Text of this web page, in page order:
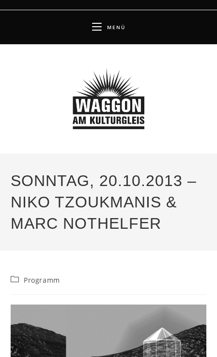
MENÜ
SONNTAG, 20.10.2013 –
NIKO TZOUKMANIS &
MARC NOTHELFER
Beitrags-
Programm